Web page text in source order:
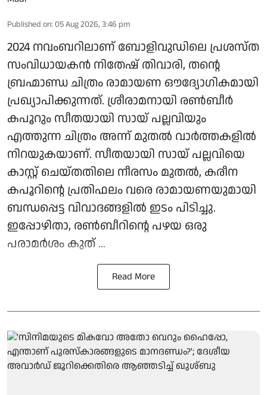
Published on: 05 Aug 2026, 3:46 pm
2024 നവംബറിലാണ് ബോളിവുഡിലെ പ്രശസ്ത
സംവിധായകൻ നിതേഷ് തിവാരി, തന്റെ
ബ്രഹ്മാണ്ഡ ചിത്രം രാമായണ ഔദ്യോഗികമായി
പ്രഖ്യാപിക്കുന്നത്. ശ്രീരാമനായി രൺബീർ
കപൂറും സീതയായി സായ് പല്ലവിയും
എത്തുന്ന ചിത്രം അന്ന് മുതൽ വാർത്തകളിൽ
നിറയുകയാണ്. സീതയായി സായ് പല്ലവിയെ
കാസ്റ്റ് ചെയ്തതിലെ നീരസം മുതൽ, കരീന
കപൂറിന്റെ പ്രതിഫലം വരെ രാമായണയുമായി
ബന്ധപ്പെട്ട വിവാദങ്ങളിൽ ഇടം പിടിച്ചു.
ഇപ്പോഴിതാ, രൺബീറിന്റെ പഴയ ഒരു
പരാമർശം കുത് ...
Read More